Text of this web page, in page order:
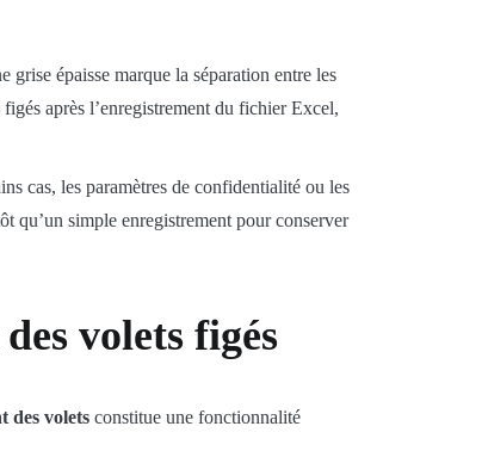
épaisse marque la séparation entre les
après l’enregistrement du fichier Excel,
cas, les paramètres de confidentialité ou les
qu’un simple enregistrement pour conserver
volets figés
des volets constitue une fonctionnalité